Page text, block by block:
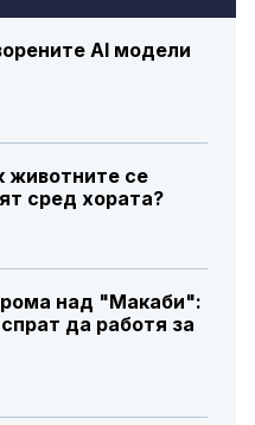
AI модели
животните се
сред хората?
над "Макаби":
да работя за